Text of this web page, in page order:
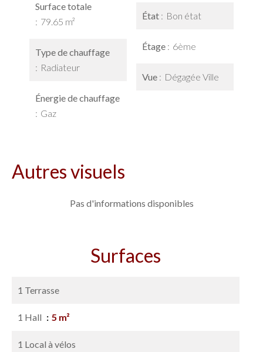
Surface totale
79.65 m²
Type de chauffage
Radiateur
Énergie de chauffage
Gaz
État Bon état
Étage 6ème
Vue Dégagée Ville
Autres visuels
Pas d'informations disponibles
Surfaces
1 Terrasse
1 Hall 5 m²
1 Local à vélos